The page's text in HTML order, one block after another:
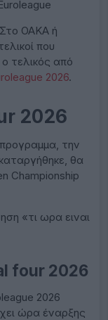
ΟΑΚΑ ή
που
τελικός από
2026.
2026
την
θα
Championship
«τι ωρα ειναι
four 2026
2026
ώρα έναρξης